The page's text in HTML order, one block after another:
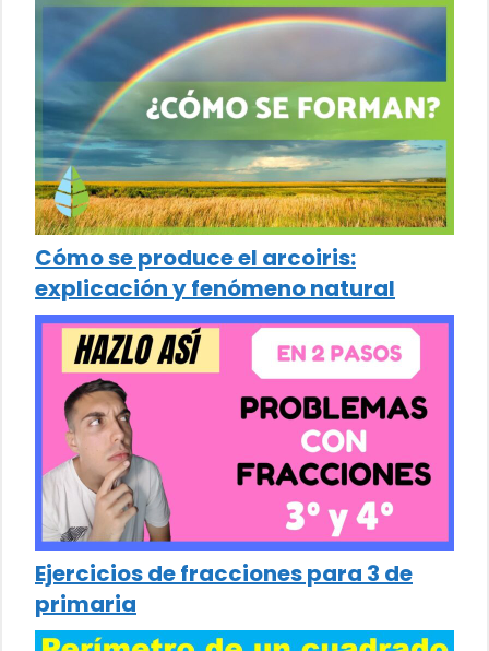
Cómo se produce el arcoiris:
explicación y fenómeno natural
Ejercicios de fracciones para 3 de
primaria